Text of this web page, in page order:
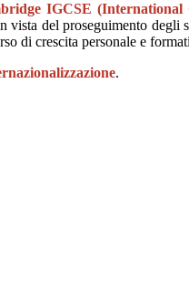
IGCSE
del proseguimento
di crescita personale e
.